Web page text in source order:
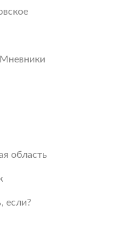
область
если?